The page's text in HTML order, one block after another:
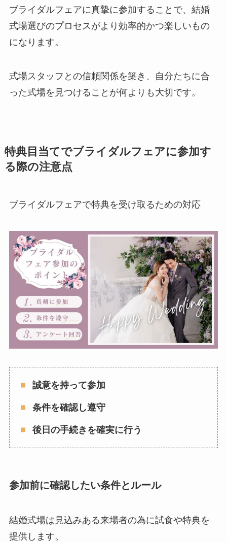
ブライダルフェアに真摯に参加することで、結婚
式場選びのプロセスがより効率的かつ楽しいもの
になります。
式場スタッフとの信頼関係を築き、自分たちに合
った式場を見つけることが何よりも大切です。
特典目当てでブライダルフェアに参加す
る際の注意点
ブライダルフェアで特典を受け取るための対応
誠意を持って参加
条件を確認し遵守
後日の手続きを確実に行う
参加前に確認したい条件とルール
結婚式場は見込みある来場者の為に試食や特典を
提供します。